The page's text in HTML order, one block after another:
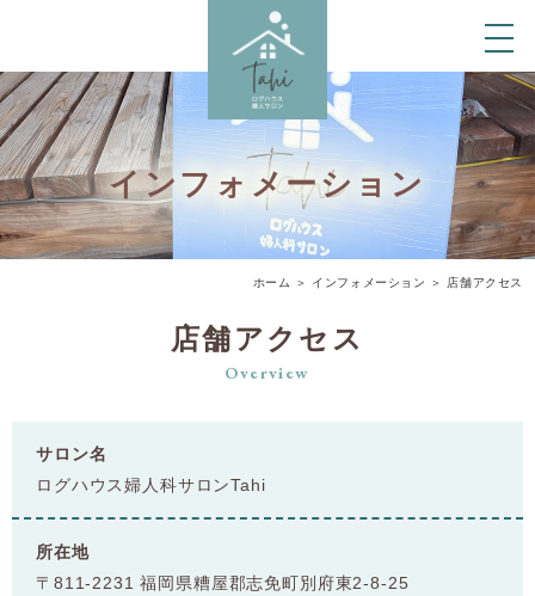
インフォメーション
ホーム ＞ インフォメーション ＞ 店舗アクセス
店舗アクセス
Overview
サロン名
ログハウス婦人科サロンTahi
所在地
〒811-2231 福岡県糟屋郡志免町別府東2-8-25